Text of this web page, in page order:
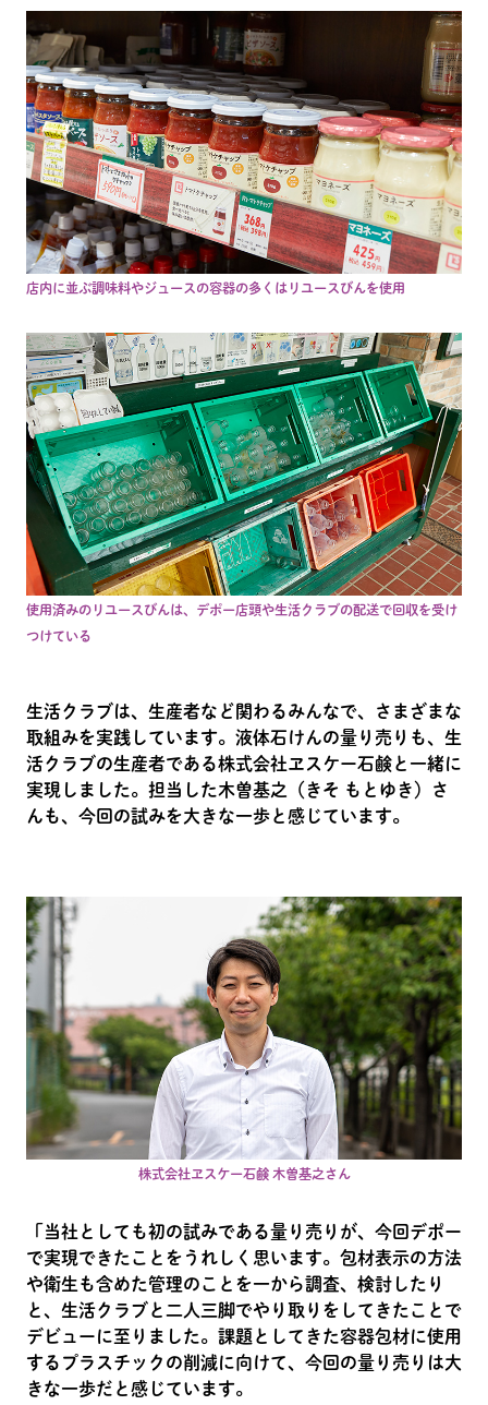
店内に並ぶ調味料やジュースの容器の多くはリユースびんを使用
使用済みのリユースびんは、デポー店頭や生活クラブの配送で回収を受け
つけている
生活クラブは、生産者など関わるみんなで、さまざまな
取組みを実践しています。液体石けんの量り売りも、生
活クラブの生産者である株式会社ヱスケー石鹸と一緒に
実現しました。担当した木曽基之（きそ もとゆき）さ
んも、今回の試みを大きな一歩と感じています。
株式会社ヱスケー石鹸 木曽基之さん
「当社としても初の試みである量り売りが、今回デポー
で実現できたことをうれしく思います。包材表示の方法
や衛生も含めた管理のことを一から調査、検討したり
と、生活クラブと二人三脚でやり取りをしてきたことで
デビューに至りました。課題としてきた容器包材に使用
するプラスチックの削減に向けて、今回の量り売りは大
きな一歩だと感じています。